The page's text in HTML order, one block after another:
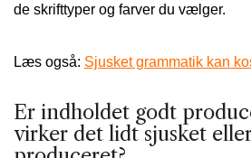
de skrifttyper og farver du vælger.
Læs også: Sjusket grammatik kan
Er indholdet godt
virker det lidt sjusket